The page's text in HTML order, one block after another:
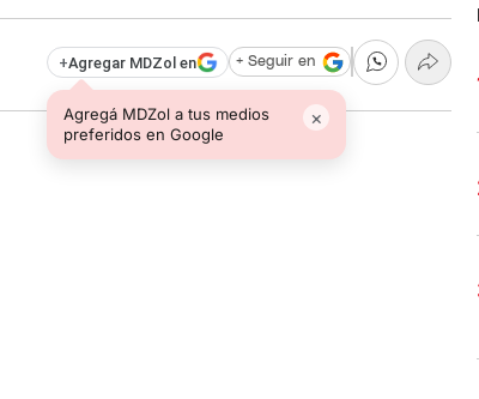
+Agregar MDZol en
Agregá MDZol a tus medios
preferidos en Google
×
+ Seguir en